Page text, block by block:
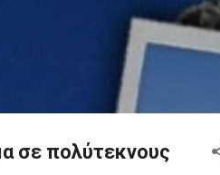
σε πολύτεκνους